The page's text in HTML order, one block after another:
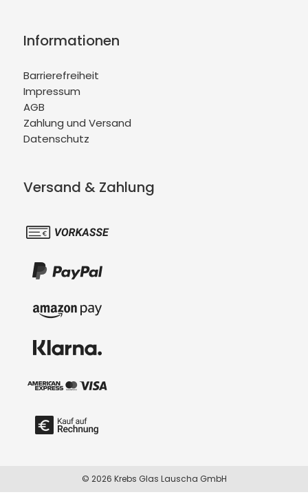
Informationen
Barrierefreiheit
Impressum
AGB
Zahlung und Versand
Datenschutz
Versand & Zahlung
© 2026 Krebs Glas Lauscha GmbH